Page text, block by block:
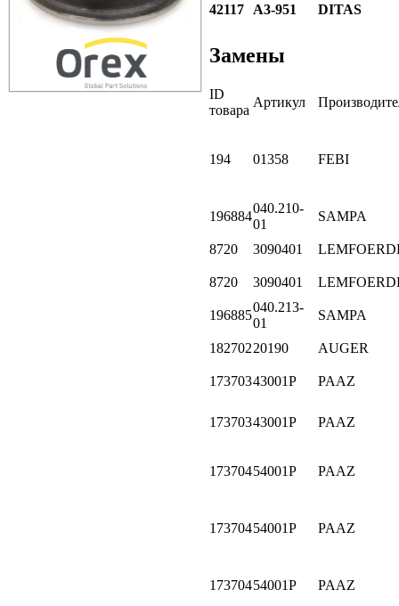
42117 A3-951 DITAS
Замены
ID
товара
Артикул
194 01358 FEBI
196884
040.210-
01
SAMPA
8720 3090401
8720 3090401
196885
040.213-
01
SAMPA
18270220190 AUGER
17370343001P PAAZ
17370343001P PAAZ
17370454001P PAAZ
17370454001P PAAZ
17370454001P PAAZ